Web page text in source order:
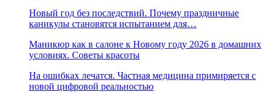
Новый год без последствий. Почему праздничные
каникулы становятся испытанием для…
Маникюр как в салоне к Новому году 2026 в домашних
условиях. Советы красоты
На ошибках лечатся. Частная медицина примиряется с
новой цифровой реальностью